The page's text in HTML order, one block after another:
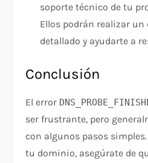
soporte técnico de tu
Ellos podrán realizar
detallado y ayudarte a
Conclusión
El error
ser frustrante, pero
con algunos pasos
tu dominio, asegúrate de